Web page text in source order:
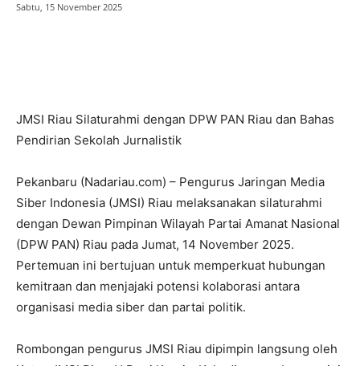
Sabtu, 15 November 2025
JMSI Riau Silaturahmi dengan DPW PAN Riau dan Bahas
Pendirian Sekolah Jurnalistik
Pekanbaru (Nadariau.com) – Pengurus Jaringan Media
Siber Indonesia (JMSI) Riau melaksanakan silaturahmi
dengan Dewan Pimpinan Wilayah Partai Amanat Nasional
(DPW PAN) Riau pada Jumat, 14 November 2025.
Pertemuan ini bertujuan untuk memperkuat hubungan
kemitraan dan menjajaki potensi kolaborasi antara
organisasi media siber dan partai politik.
Rombongan pengurus JMSI Riau dipimpin langsung oleh